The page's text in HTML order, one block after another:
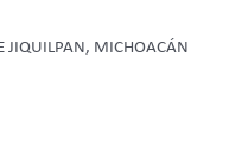
JIQUILPAN, MICHOACÁN